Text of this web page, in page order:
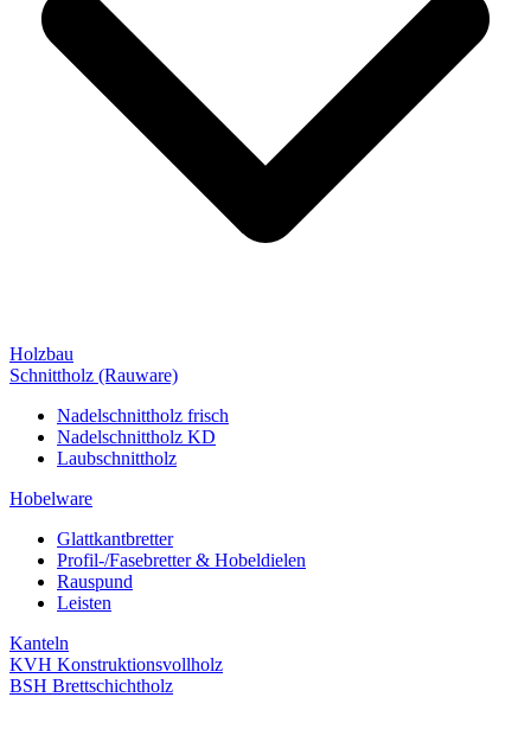
Holzbau
Schnittholz (Rauware)
Nadelschnittholz frisch
Nadelschnittholz KD
Laubschnittholz
Hobelware
Glattkantbretter
Profil-/Fasebretter & Hobeldielen
Rauspund
Leisten
Kanteln
KVH Konstruktionsvollholz
BSH Brettschichtholz